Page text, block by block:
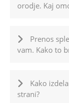
orodje. Kaj
Prenos
vam. Kako to
Kako
strani?